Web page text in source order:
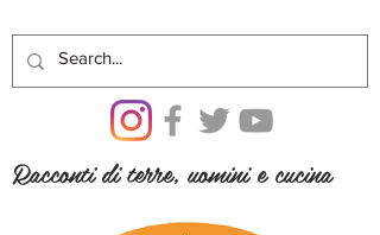
Racconti di terre, uomini e cucina